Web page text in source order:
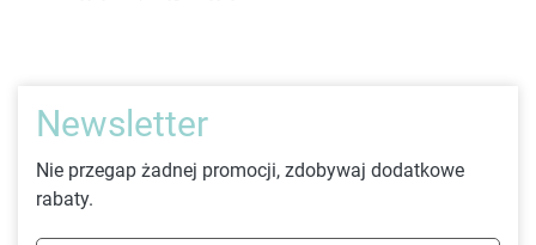
Newsletter
Nie przegap żadnej promocji, zdobywaj dodatkowe
rabaty.